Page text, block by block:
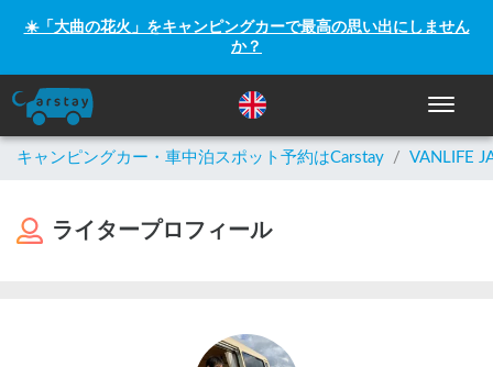
☀️「大曲の花火」をキャンピングカーで最高の思い出にしません
か？
ナビゲ
キャンピングカー・車中泊スポット予約はCarstay / VANLIFE
ライタープロフィール